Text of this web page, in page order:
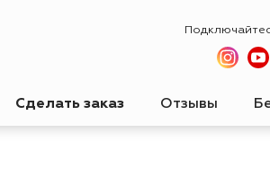
Сделать заказ Отзывы